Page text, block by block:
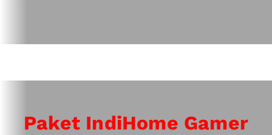
Paket IndiHome Gamer